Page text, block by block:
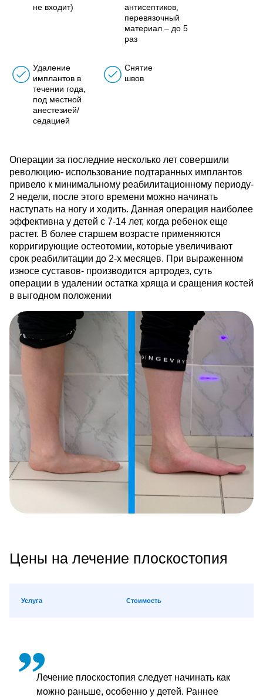
не входит)
антисептиков,
перевязочный
материал – до 5
раз
Удаление
имплантов в
течении года,
под местной
анестезией/
седацией
Снятие
швов
Операции за последние несколько лет совершили
революцию- использование подтаранных имплантов
привело к минимальному реабилитационному периоду-
2 недели, после этого времени можно начинать
наступать на ногу и ходить. Данная операция наиболее
эффективна у детей с 7-14 лет, когда ребенок еще
растет. В более старшем возрасте применяются
корригирующие остеотомии, которые увеличивают
срок реабилитации до 2-х месяцев. При выраженном
износе суставов- производится артродез, суть
операции в удалении остатка хряща и сращения костей
в выгодном положении
Цены на лечение плоскостопия
Услуга Стоимость
Лечение плоскостопия следует начинать как
можно раньше, особенно у детей. Раннее